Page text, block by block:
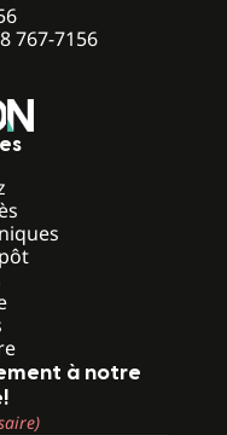
767-7156
à notre